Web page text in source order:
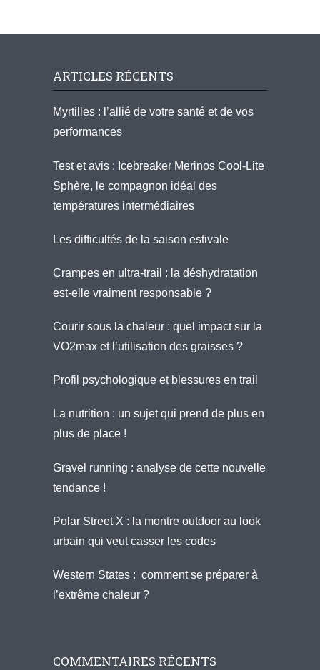
ARTICLES RÉCENTS
Myrtilles : l’allié de votre santé et de vos
performances
Test et avis : Icebreaker Merinos Cool-Lite
Sphère, le compagnon idéal des
températures intermédiaires
Les difficultés de la saison estivale
Crampes en ultra-trail : la déshydratation
est-elle vraiment responsable ?
Courir sous la chaleur : quel impact sur la
VO2max et l’utilisation des graisses ?
Profil psychologique et blessures en trail
La nutrition : un sujet qui prend de plus en
plus de place !
Gravel running : analyse de cette nouvelle
tendance !
Polar Street X : la montre outdoor au look
urbain qui veut casser les codes
Western States : comment se préparer à
l’extrême chaleur ?
COMMENTAIRES RÉCENTS